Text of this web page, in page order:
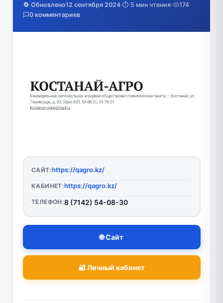
🔄 Обновлено12 сентября 2024·⏱️ 5 мин чтения· 174·
0 комментариев
САЙТ:https://qagro.kz/
КАБИНЕТ:https://qagro.kz/
ТЕЛЕФОН:8 (7142) 54-08-30
🌐 Сайт
🔐 Личный кабинет